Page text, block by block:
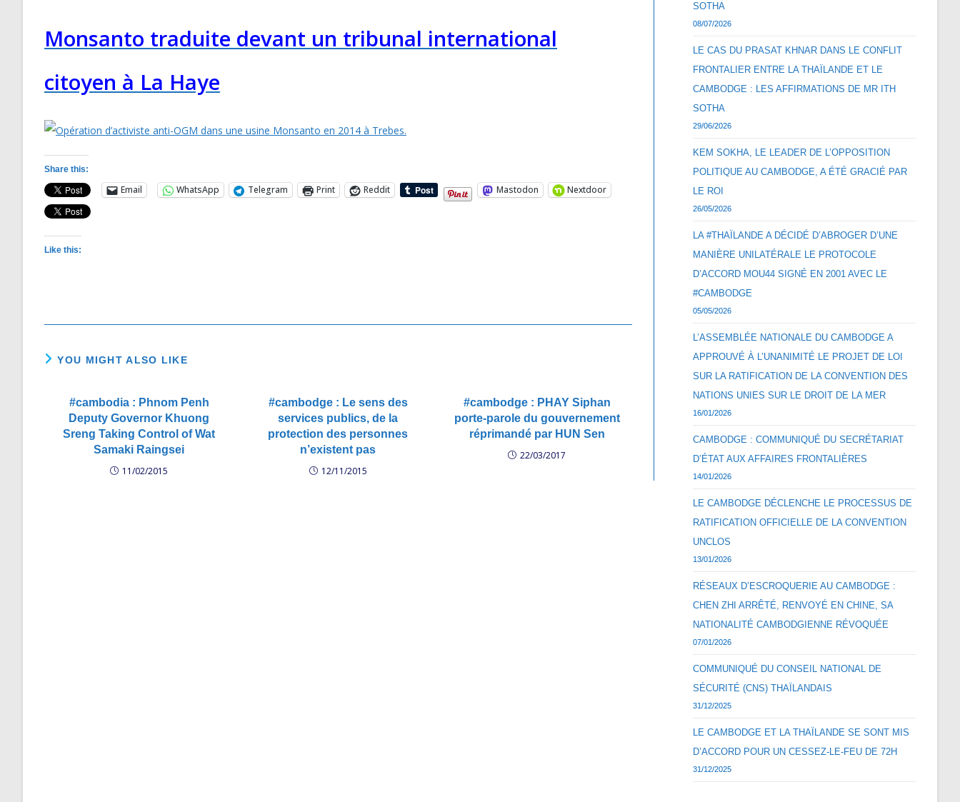
Monsanto traduite devant un tribunal international
citoyen à La Haye
Share this:
Email WhatsApp Telegram Print Reddit Mastodon Nextdoor
Like this:
YOU MIGHT ALSO LIKE
#cambodia : Phnom Penh
Deputy Governor Khuong
Sreng Taking Control of Wat
Samaki Raingsei
11/02/2015
#cambodge : Le sens des
services publics, de la
protection des personnes
n’existent pas
12/11/2015
#cambodge : PHAY Siphan
porte-parole du gouvernement
réprimandé par HUN Sen
22/03/2017
SOTHA
08/07/2026
LE CAS DU PRASAT KHNAR DANS LE CONFLIT
FRONTALIER ENTRE LA THAÏLANDE ET LE
CAMBODGE : LES AFFIRMATIONS DE MR ITH
SOTHA
29/06/2026
KEM SOKHA, LE LEADER DE L’OPPOSITION
POLITIQUE AU CAMBODGE, A ÉTÉ GRACIÉ PAR
LE ROI
26/05/2026
LA #THAÏLANDE A DÉCIDÉ D’ABROGER D’UNE
MANIÈRE UNILATÉRALE LE PROTOCOLE
D’ACCORD MOU44 SIGNÉ EN 2001 AVEC LE
#CAMBODGE
05/05/2026
L’ASSEMBLÉE NATIONALE DU CAMBODGE A
APPROUVÉ À L’UNANIMITÉ LE PROJET DE LOI
SUR LA RATIFICATION DE LA CONVENTION DES
NATIONS UNIES SUR LE DROIT DE LA MER
16/01/2026
CAMBODGE : COMMUNIQUÉ DU SECRÉTARIAT
D’ÉTAT AUX AFFAIRES FRONTALIÈRES
14/01/2026
LE CAMBODGE DÉCLENCHE LE PROCESSUS DE
RATIFICATION OFFICIELLE DE LA CONVENTION
UNCLOS
13/01/2026
RÉSEAUX D’ESCROQUERIE AU CAMBODGE :
CHEN ZHI ARRÊTÉ, RENVOYÉ EN CHINE, SA
NATIONALITÉ CAMBODGIENNE RÉVOQUÉE
07/01/2026
COMMUNIQUÉ DU CONSEIL NATIONAL DE
SÉCURITÉ (CNS) THAÏLANDAIS
31/12/2025
LE CAMBODGE ET LA THAÏLANDE SE SONT MIS
D’ACCORD POUR UN CESSEZ-LE-FEU DE 72H
31/12/2025